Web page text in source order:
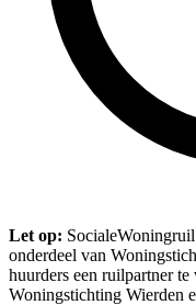
Let op:
onderdeel van
huurders een ruilpartner
Woningstichting Wierden